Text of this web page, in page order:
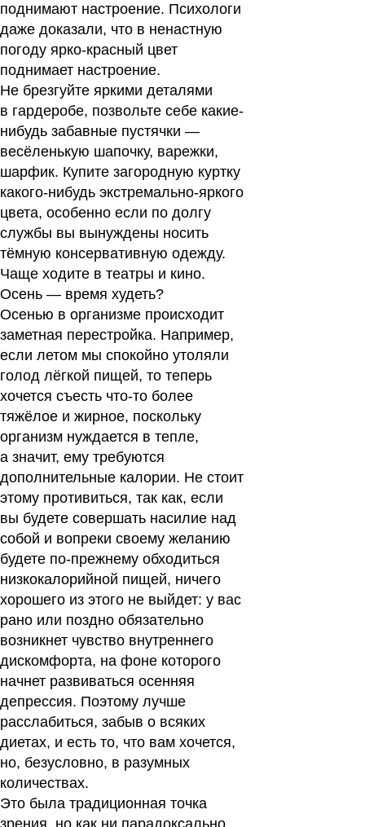
поднимают настроение. Психологи
даже доказали, что в ненастную
погоду ярко-красный цвет
поднимает настроение.
Не брезгуйте яркими деталями
в гардеробе, позвольте себе какие-
нибудь забавные пустячки —
весёленькую шапочку, варежки,
шарфик. Купите загородную куртку
какого-нибудь экстремально-яркого
цвета, особенно если по долгу
службы вы вынуждены носить
тёмную консервативную одежду.
Чаще ходите в театры и кино.
Осень — время худеть?
Осенью в организме происходит
заметная перестройка. Например,
если летом мы спокойно утоляли
голод лёгкой пищей, то теперь
хочется съесть что-то более
тяжёлое и жирное, поскольку
организм нуждается в тепле,
а значит, ему требуются
дополнительные калории. Не стоит
этому противиться, так как, если
вы будете совершать насилие над
собой и вопреки своему желанию
будете по-прежнему обходиться
низкокалорийной пищей, ничего
хорошего из этого не выйдет: у вас
рано или поздно обязательно
возникнет чувство внутреннего
дискомфорта, на фоне которого
начнет развиваться осенняя
депрессия. Поэтому лучше
расслабиться, забыв о всяких
диетах, и есть то, что вам хочется,
но, безусловно, в разумных
количествах.
Это была традиционная точка
зрения, но как ни парадоксально